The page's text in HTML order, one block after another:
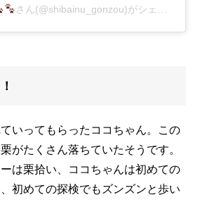
さん(@shibainu_gonzou)がシェアした投稿
いってもらったココちゃん。この
がたくさん落ちていたそうです。
は栗拾い、ココちゃんは初めての
初めての探検でもズンズンと歩い